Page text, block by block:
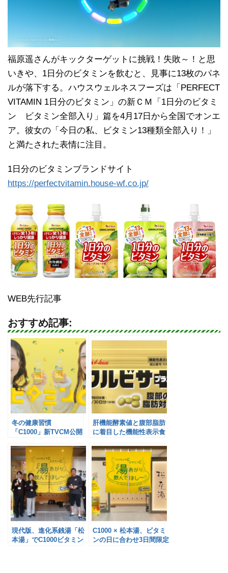
福原遥さんがキックターゲットに挑戦！失敗～！と思
いきや、1日分のビタミンを飲むと、見事に13枚のパネ
ルが落下する。ハウスウェルネスフーズは「PERFECT
VITAMIN 1日分のビタミン」の新ＣＭ「1日分のビタミ
ン ビタミン全部入り」篇を4月17日から全国でオンエ
ア。彼女の「今日の私、ビタミン13種類全部入り！」
と満たされた表情に注目。
1日分のビタミンブランドサイト
https://perfectvitamin.house-wf.co.jp/
WEB先行記事
おすすめ記事:
冬の健康習慣
「C1000」新TVCM公開
ズ
肝機能酵素値と腹部脂肪
に着目した機能性表示食
ネスフーズ
現代版、進化系銭湯「松
本湯」でC1000ビタミン
C1000 × 松本湯、ビタミ
ンの日に合わせ3日間限定